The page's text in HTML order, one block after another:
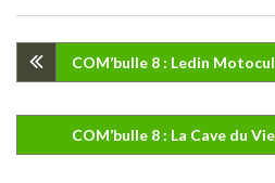
Navigation
de
l’article
COM’bulle 8 : Ledin
COM’bulle 8 : La Cave du